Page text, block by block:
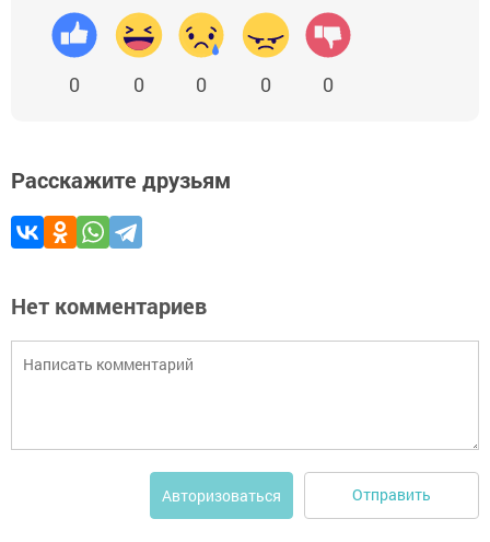
0 0 0 0 0
Расскажите друзьям
Нет комментариев
Авторизоваться Отправить